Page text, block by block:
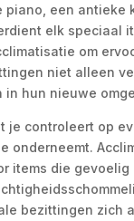
piano, een antieke
elk speciaal
om
niet alleen
in hun nieuwe
je controleert op
onderneemt.
items die gevoelig
bezittingen zich